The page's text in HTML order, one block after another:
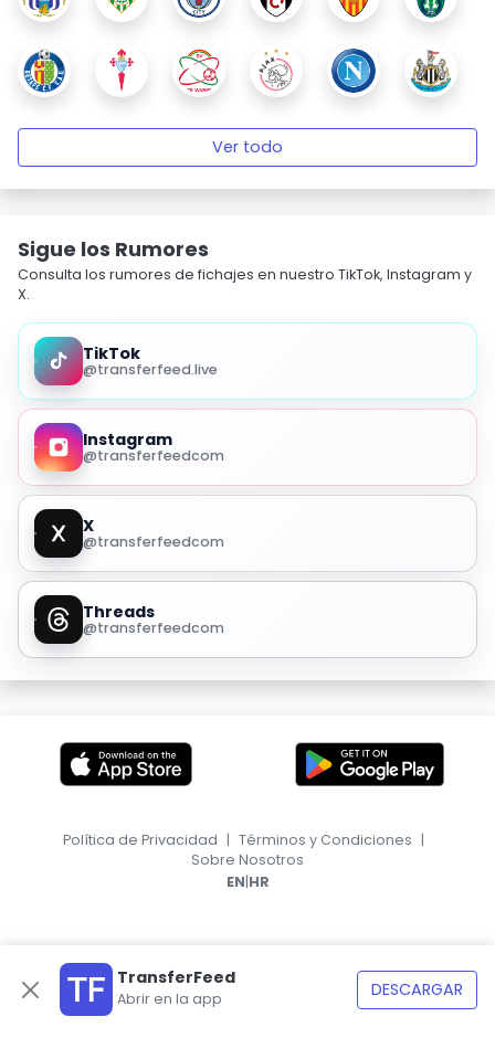
Ver todo
Sigue los Rumores
Consulta los rumores de fichajes en nuestro TikTok, Instagram y
X.
TikTok
@transferfeed.live
Instagram
@transferfeedcom
X
@transferfeedcom
Threads
@transferfeedcom
TransferFeed
Abrir en la app DESCARGAR
Política de Privacidad | Términos y Condiciones |
Sobre Nosotros
EN|HR